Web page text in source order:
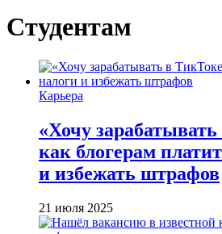
Студентам
Карьера
«Хочу
как блогерам
и избежать штрафов
21 июля 2025